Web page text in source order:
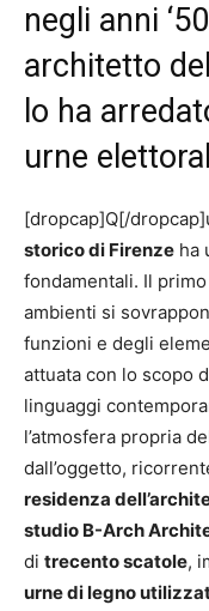
negli anni
architetto
lo ha
urne
[dropcap]Q[/
storico di Firenze ha
fondamentali. Il
ambienti si
funzioni e degli
attuata con lo scopo
linguaggi
l’atmosfera propria
dall’oggetto,
residenza
studio B-Arch
di trecento scatole,
urne di legno